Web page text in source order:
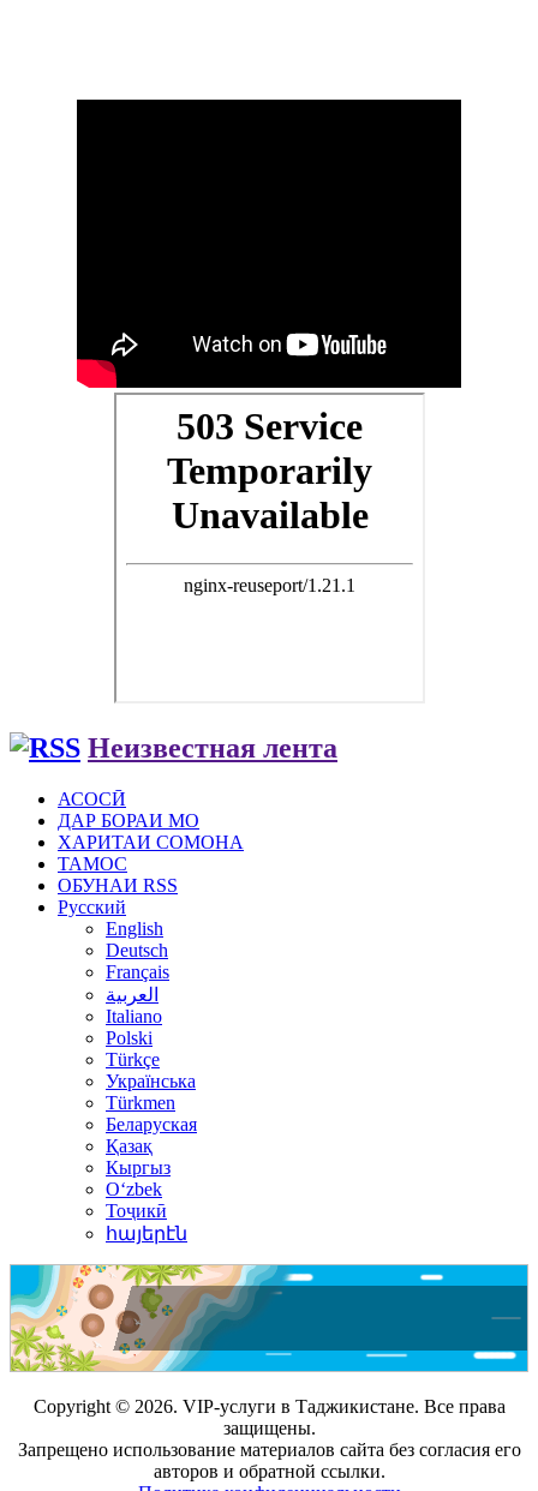
Неизвестная лента
АСОСӢ
ДАР БОРАИ МО
ХАРИТАИ СОМОНА
ТАМОС
ОБУНАИ RSS
Русский
English
Deutsch
Français
العربية
Italiano
Polski
Türkçe
Українська
Türkmen
Беларуская
Қазақ
Кыргыз
Oʻzbek
Тоҷикӣ
հայերէն
Copyright © 2026. VIP-услуги в Таджикистане. Все права
защищены.
Запрещено использование материалов сайта без согласия его
авторов и обратной ссылки.